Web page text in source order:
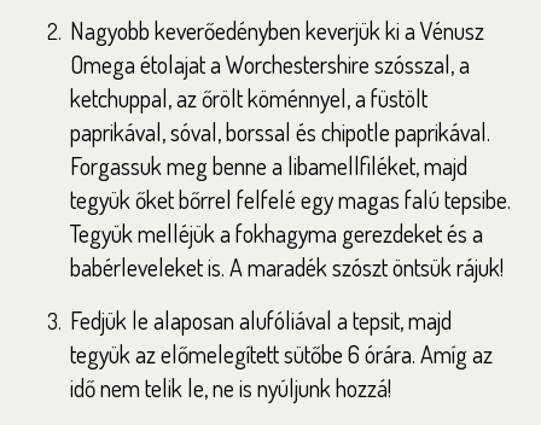
Nagyobb keverőedényben keverjük ki a Vénusz
Omega étolajat a Worchestershire szósszal, a
ketchuppal, az őrölt köménnyel, a füstölt
paprikával, sóval, borssal és chipotle paprikával.
Forgassuk meg benne a libamellfiléket, majd
tegyük őket bőrrel felfelé egy magas falú tepsibe.
Tegyük melléjük a fokhagyma gerezdeket és a
babérleveleket is. A maradék szószt öntsük rájuk!
Fedjük le alaposan alufóliával a tepsit, majd
tegyük az előmelegített sütőbe 6 órára. Amíg az
idő nem telik le, ne is nyúljunk hozzá!